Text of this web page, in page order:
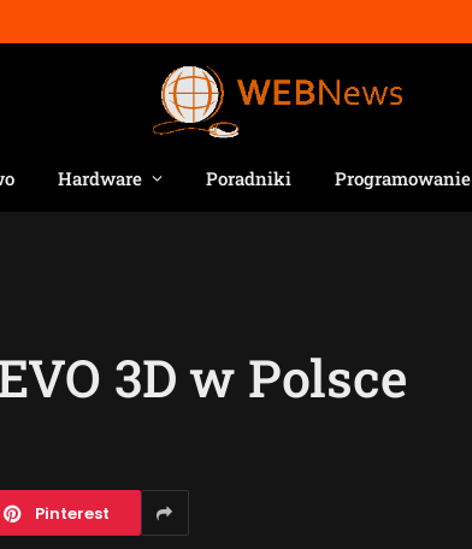
Hardware Poradniki Programowanie
3D w Polsce
Pinterest